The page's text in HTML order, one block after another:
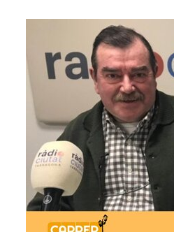
e
T
a
r
r